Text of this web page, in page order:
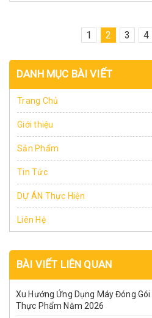
1 2 3 4
DANH MỤC BÀI VIẾT
Trang Chủ
Giới thiệu
Sản Phẩm
Tin Tức
DỰ ÁN Thực Hiện
Liên Hệ
BÀI VIẾT LIÊN QUAN
Xu Hướng Ứng Dụng Máy Đóng
Thực Phẩm Năm 2026